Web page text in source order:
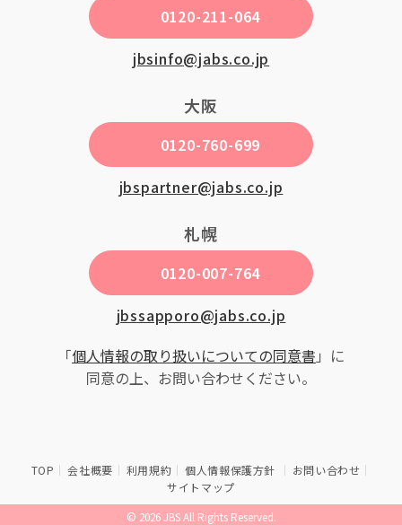
0120-211-064
jbsinfo@jabs.co.jp
大阪
0120-760-699
jbspartner@jabs.co.jp
札幌
0120-007-764
jbssapporo@jabs.co.jp
「個人情報の取り扱いについての同意書 」に
同意の上、お問い合わせください。
TOP 会社概要 利用規約 個人情報保護方針
お問い合わせ
サイトマップ
© 2026 JBS All Rights Reserved.